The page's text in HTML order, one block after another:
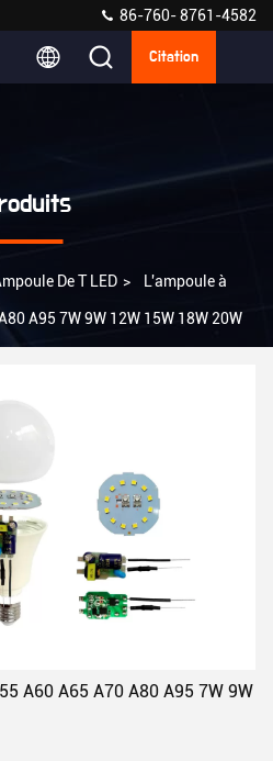
86-760- 8761-4582
Citation
De T LED > L'ampoule à
A95 7W 9W 12W 15W 18W 20W
A60 A65 A70 A80 A95 7W 9W